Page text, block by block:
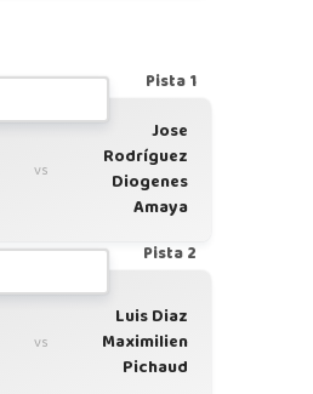
Pista 1
vs
Jose
Rodríguez
Diogenes
Amaya
Pista 2
vs
Luis Diaz
Maximilien
Pichaud